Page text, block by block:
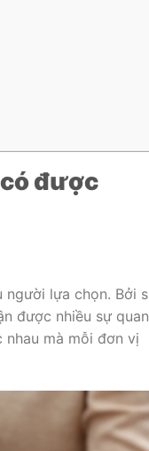
được
lựa chọn. Bởi
được nhiều sự quan
mà mỗi đơn vị